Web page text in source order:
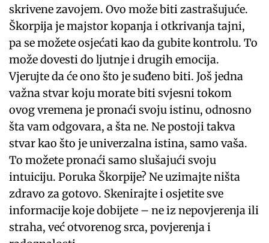
skrivene zavojem. Ovo može biti zastrašujuće.
Škorpija je majstor kopanja i otkrivanja tajni,
pa se možete osjećati kao da gubite kontrolu. To
može dovesti do ljutnje i drugih emocija.
Vjerujte da će ono što je suđeno biti. Još jedna
važna stvar koju morate biti svjesni tokom
ovog vremena je pronaći svoju istinu, odnosno
šta vam odgovara, a šta ne. Ne postoji takva
stvar kao što je univerzalna istina, samo vaša.
To možete pronaći samo slušajući svoju
intuiciju. Poruka Škorpije? Ne uzimajte ništa
zdravo za gotovo. Skenirajte i osjetite sve
informacije koje dobijete – ne iz nepovjerenja ili
straha, već otvorenog srca, povjerenja i